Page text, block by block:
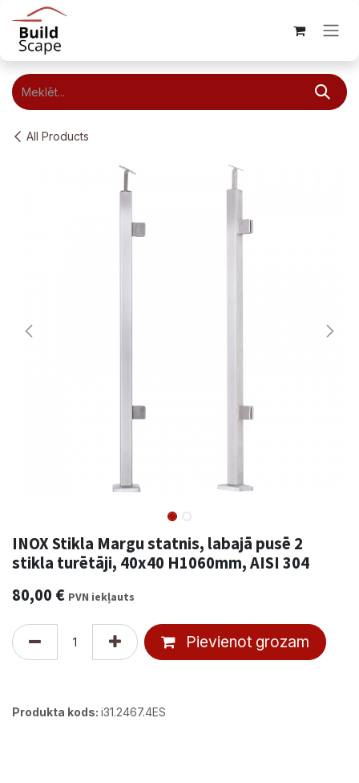
Skip to Content
All Products
INOX Stikla Margu statnis, labajā pusē 2
stikla turētāji, 40x40 H1060mm, AISI 304
80,00 € PVN iekļauts
Pievienot grozam
Produkta kods: i31.2467.4ES